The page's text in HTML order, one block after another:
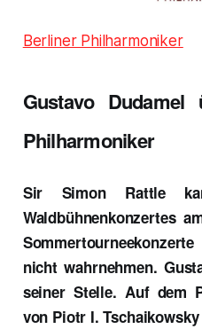
Berliner Philharmoniker
Gustavo Dudamel
Philharmoniker
Sir Simon Rattle
Waldbühnenkonzertes
nicht wahrnehmen.
seiner Stelle. Auf dem
von Piotr I.